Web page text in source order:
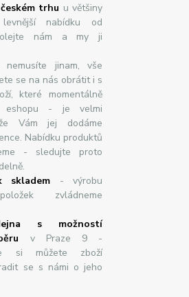
trhu u většiny
nabídku od
nám a my ji
jinam, vše
se na nás obrátit i s
které momentálně
eshopu - je velmi
že Vám jej dodáme
Nabídku produktů
- sledujte proto
skladem - výrobu
zvládneme
s možností
v Praze 9 -
si můžete zboží
se s námi o jeho